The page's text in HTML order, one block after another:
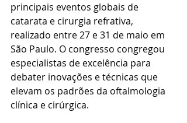
principais eventos globais de
catarata e cirurgia refrativa,
realizado entre 27 e 31 de maio em
São Paulo. O congresso congregou
especialistas de excelência para
debater inovações e técnicas que
elevam os padrões da oftalmologia
clínica e cirúrgica.